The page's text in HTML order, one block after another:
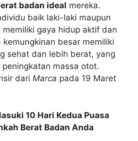
badan ideal mereka.
baik laki-laki maupun
memiliki gaya hidup aktif dan
kemungkinan besar memiliki
sehat dan lebih berat, yang
massa otot.
dari Marca pada 19 Maret
10 Hari Kedua Puasa
Berat Badan Anda